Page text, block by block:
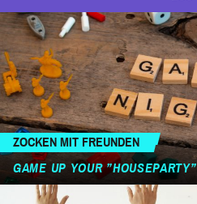
ZOCKEN MIT FREUNDEN
GAME UP YOUR ”HOUSEPARTY”